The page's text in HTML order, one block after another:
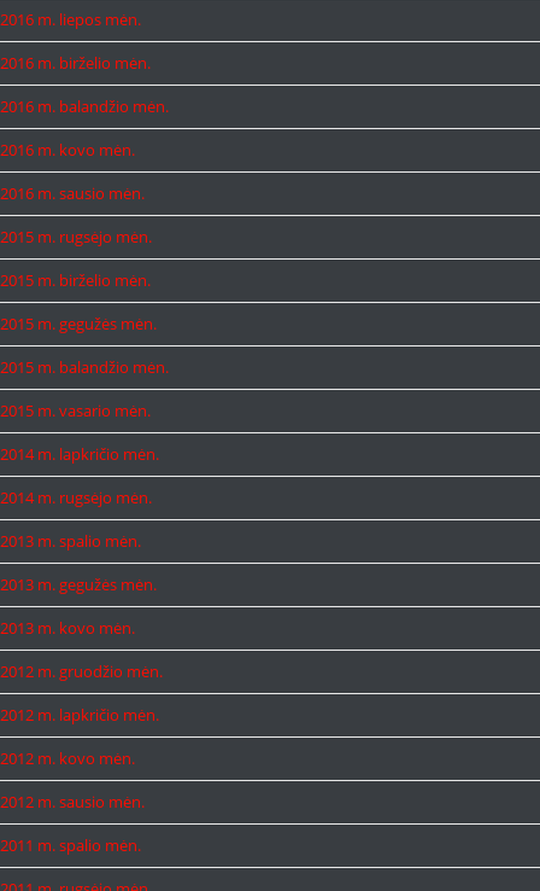
2016 m. liepos mėn.
2016 m. birželio mėn.
2016 m. balandžio mėn.
2016 m. kovo mėn.
2016 m. sausio mėn.
2015 m. rugsėjo mėn.
2015 m. birželio mėn.
2015 m. gegužės mėn.
2015 m. balandžio mėn.
2015 m. vasario mėn.
2014 m. lapkričio mėn.
2014 m. rugsėjo mėn.
2013 m. spalio mėn.
2013 m. gegužės mėn.
2013 m. kovo mėn.
2012 m. gruodžio mėn.
2012 m. lapkričio mėn.
2012 m. kovo mėn.
2012 m. sausio mėn.
2011 m. spalio mėn.